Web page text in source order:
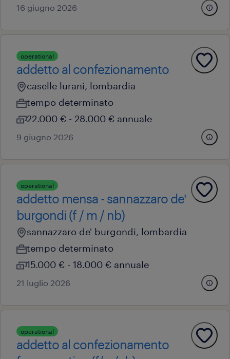
16 giugno 2026
operational
addetto al confezionamento
caselle lurani, lombardia
tempo determinato
22.000 € - 28.000 € annuale
9 giugno 2026
operational
addetto mensa - sannazzaro de'
burgondi (f / m / nb)
sannazzaro de' burgondi, lombardia
tempo determinato
15.000 € - 18.000 € annuale
21 luglio 2026
operational
addetto al confezionamento